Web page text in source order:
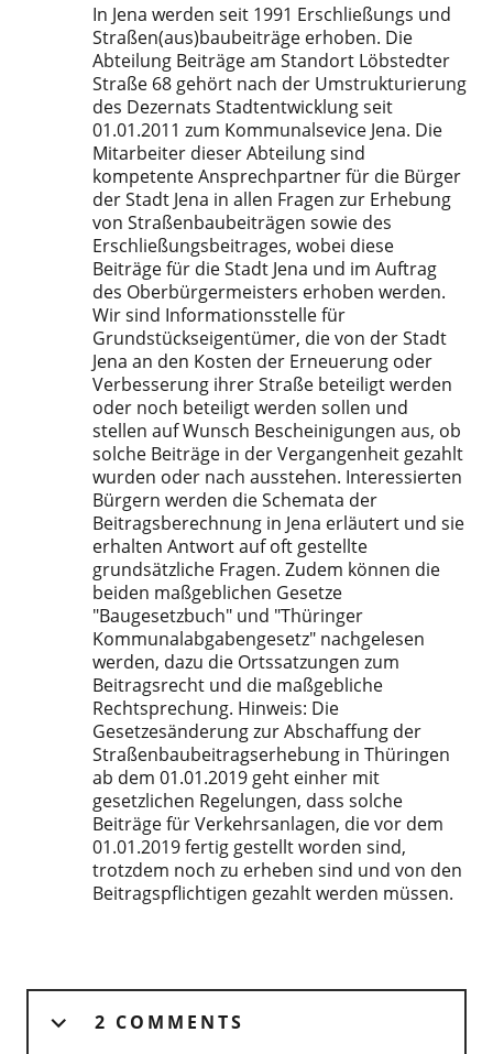
In Jena werden seit 1991 Erschließungs und
Straßen(aus)baubeiträge erhoben. Die
Abteilung Beiträge am Standort Löbstedter
Straße 68 gehört nach der Umstrukturierung
des Dezernats Stadtentwicklung seit
01.01.2011 zum Kommunalsevice Jena. Die
Mitarbeiter dieser Abteilung sind
kompetente Ansprechpartner für die Bürger
der Stadt Jena in allen Fragen zur Erhebung
von Straßenbaubeiträgen sowie des
Erschließungsbeitrages, wobei diese
Beiträge für die Stadt Jena und im Auftrag
des Oberbürgermeisters erhoben werden.
Wir sind Informationsstelle für
Grundstückseigentümer, die von der Stadt
Jena an den Kosten der Erneuerung oder
Verbesserung ihrer Straße beteiligt werden
oder noch beteiligt werden sollen und
stellen auf Wunsch Bescheinigungen aus, ob
solche Beiträge in der Vergangenheit gezahlt
wurden oder nach ausstehen. Interessierten
Bürgern werden die Schemata der
Beitragsberechnung in Jena erläutert und sie
erhalten Antwort auf oft gestellte
grundsätzliche Fragen. Zudem können die
beiden maßgeblichen Gesetze
"Baugesetzbuch" und "Thüringer
Kommunalabgabengesetz" nachgelesen
werden, dazu die Ortssatzungen zum
Beitragsrecht und die maßgebliche
Rechtsprechung. Hinweis: Die
Gesetzesänderung zur Abschaffung der
Straßenbaubeitragserhebung in Thüringen
ab dem 01.01.2019 geht einher mit
gesetzlichen Regelungen, dass solche
Beiträge für Verkehrsanlagen, die vor dem
01.01.2019 fertig gestellt worden sind,
trotzdem noch zu erheben sind und von den
Beitragspflichtigen gezahlt werden müssen.
2 COMMENTS